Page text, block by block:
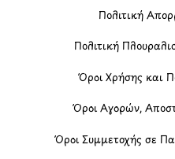
Πολιτική
Πολιτική
Όροι Χρήσης και
Όροι Αγορών,
Όροι Συμμετοχής σε